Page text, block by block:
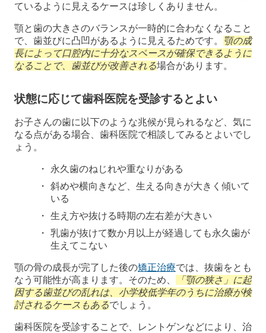
ているように見えるケースは珍しくありません。
顎と歯の大きさのバランスが一時的に合わなくなること
で、歯並びに凸凹があるように見えるためです。
顎の成
長によって口腔内に十分なスペースが確保できるように
なることで、歯並びが改善される場合があります。
状態に応じて歯科医院を受診するとよい
お子さんの歯に以下のような兆候が見られるなど、気に
なる点がある場合、歯科医院で相談してみるとよいでし
ょう。
永久歯のねじれや重なりがある
斜めや横向きなど、生える向きが大きく傾いて
いる
生え方や抜ける時期の左右差が大きい
乳歯が抜けて数か月以上が経過しても永久歯が
生えてこない
顎の骨の成長が完了した後の矯正治療では、抜歯をとも
なう可能性が高まります。そのため、
「顎の狭さ」に起
因する歯並びの乱れは、小学校低学年のうちに治療が検
討されるケースもあるでしょう。
歯科医院を受診することで、レントゲンなどにより、治